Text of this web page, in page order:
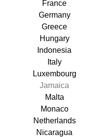
France
Germany
Greece
Hungary
Indonesia
Italy
Luxembourg
Jamaica
Malta
Monaco
Netherlands
Nicaragua